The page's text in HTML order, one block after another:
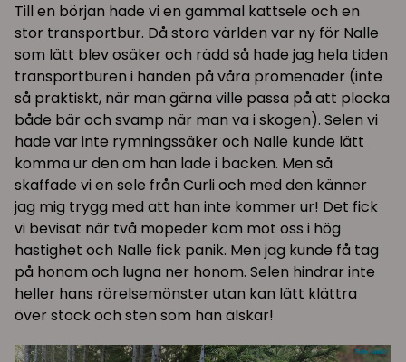
Till en början hade vi en gammal kattsele och en
stor transportbur. Då stora världen var ny för Nalle
som lätt blev osäker och rädd så hade jag hela tiden
transportburen i handen på våra promenader (inte
så praktiskt, när man gärna ville passa på att plocka
både bär och svamp när man va i skogen). Selen vi
hade var inte rymningssäker och Nalle kunde lätt
komma ur den om han lade i backen. Men så
skaffade vi en sele från Curli och med den känner
jag mig trygg med att han inte kommer ur! Det fick
vi bevisat när två mopeder kom mot oss i hög
hastighet och Nalle fick panik. Men jag kunde få tag
på honom och lugna ner honom. Selen hindrar inte
heller hans rörelsemönster utan kan lätt klättra
över stock och sten som han älskar!